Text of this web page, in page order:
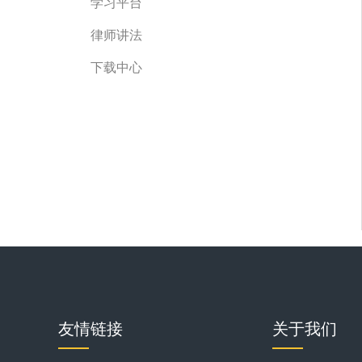
学习平台
律师讲法
下载中心
友情链接 关于我们